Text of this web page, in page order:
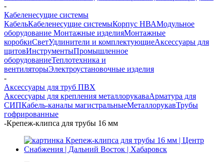
-
Кабеленесущие системы
КабельКабеленесущие системыКорпус НВАМодульное
оборудование Монтажные изделияМонтажные
коробкиСветУдлинители и комплектующиеАксессуары для
щитовИнструментыПромышленное
оборудованиеТеплотехника и
вентиляторыЭлектроустановочные изделия
-
Аксессуары для труб ПВХ
Аксессуары для крепления металлорукаваАрматура для
СИПКабель-каналы магистральныеМеталлорукавТрубы
гофрированные
-Крепеж-клипса для трубы 16 мм